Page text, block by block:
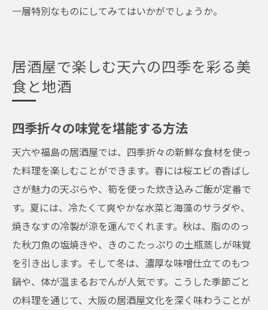
一層特別なものにしてみてはいかがでしょうか。
居酒屋で楽しむ天六の四季を彩る美
食と地酒
四季折々の味覚を堪能する方法
天六や福島の居酒屋では、四季折々の新鮮な食材を使っ
た料理を楽しむことができます。春には桜エビの香ばし
さが魅力の天ぷらや、筍を使った炊き込みご飯が定番で
す。夏には、冷たくて爽やかな水菜と海藻のサラダや、
焼きなすの冷製が涼を運んでくれます。秋は、脂ののっ
た秋刀魚の塩焼きや、きのこたっぷりの土瓶蒸しが味覚
を引き出します。そして冬は、濃厚な味噌仕立てのもつ
鍋や、体が温まるおでんが人気です。こうした季節ごと
の料理を通じて、大阪の居酒屋文化を深く味わうことが